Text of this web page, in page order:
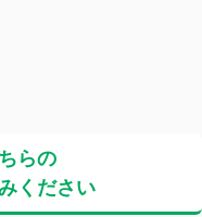
らの
ください